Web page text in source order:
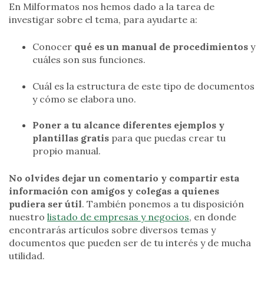
En Milformatos nos hemos dado a la tarea de
investigar sobre el tema, para ayudarte a:
Conocer qué es un manual de procedimientos y
cuáles son sus funciones.
Cuál es la estructura de este tipo de documentos
y cómo se elabora uno.
Poner a tu alcance diferentes ejemplos y
plantillas gratis para que puedas crear tu
propio manual.
No olvides dejar un comentario y compartir esta
información con amigos y colegas a quienes
pudiera ser útil. También ponemos a tu disposición
nuestro listado de empresas y negocios, en donde
encontrarás artículos sobre diversos temas y
documentos que pueden ser de tu interés y de mucha
utilidad.